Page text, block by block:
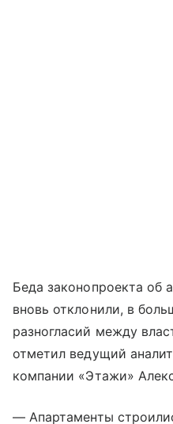
Беда законопроекта об
вновь отклонили, в
разногласий между
отметил ведущий
компании «Этажи»
— Апартаменты